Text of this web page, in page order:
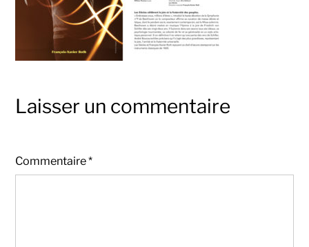
Laisser un commentaire
Commentaire*